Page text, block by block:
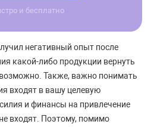
и бесплатно
негативный опыт после
какой-либо продукции вернуть
Также, важно понимать
входят в вашу целевую
и финансы на привлечение
входят. Поэтому, помимо